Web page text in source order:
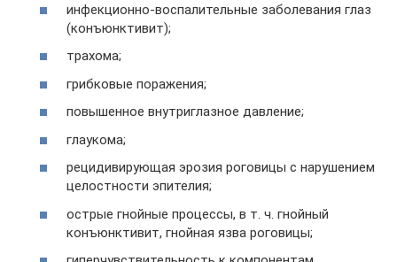
инфекционно-воспалительные заболевания глаз
(конъюнктивит);
трахома;
грибковые поражения;
повышенное внутриглазное давление;
глаукома;
рецидивирующая эрозия роговицы с нарушением
целостности эпителия;
острые гнойные процессы, в т. ч. гнойный
конъюнктивит, гнойная язва роговицы;